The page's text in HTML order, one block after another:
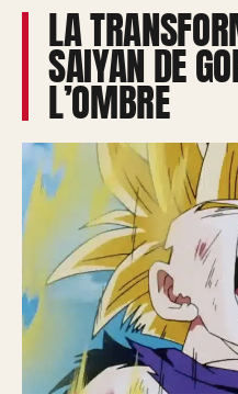
LA
SAIYAN DE
L’OMBRE